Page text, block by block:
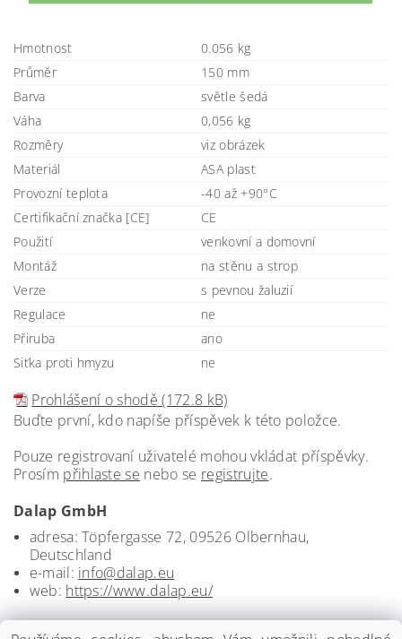
Hmotnost
0.056 kg
Průměr
150 mm
Barva
světle šedá
Váha
0,056 kg
Rozměry
viz obrázek
Materiál
ASA plast
Provozní teplota
-40 až +90°C
Certifikační značka [CE]
CE
Použití
venkovní a domovní
Montáž
na stěnu a strop
Verze
s pevnou žaluzií
Regulace
ne
Přiruba
ano
Siťka proti hmyzu
ne
Prohlášení o shodě (172.8 kB)
Buďte první, kdo napíše příspěvek k této položce.
Pouze registrovaní uživatelé mohou vkládat příspěvky.
Prosím přihlaste se nebo se registrujte.
Dalap GmbH
adresa: Töpfergasse 72, 09526 Olbernhau,
Deutschland
e-mail: info@dalap.eu
web: https://www.dalap.eu/